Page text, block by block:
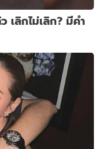
ลิกไม่เลิก? มีคำ